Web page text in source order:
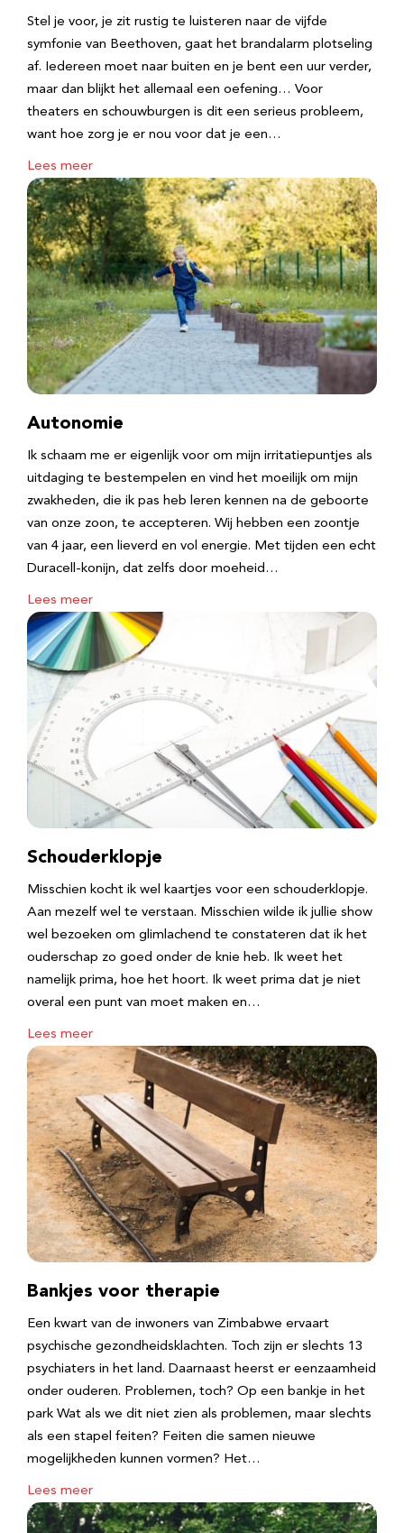
Stel je voor, je zit rustig te luisteren naar de vijfde
symfonie van Beethoven, gaat het brandalarm plotseling
af. Iedereen moet naar buiten en je bent een uur verder,
maar dan blijkt het allemaal een oefening… Voor
theaters en schouwburgen is dit een serieus probleem,
want hoe zorg je er nou voor dat je een…
Lees meer
Autonomie
Ik schaam me er eigenlijk voor om mijn irritatiepuntjes als
uitdaging te bestempelen en vind het moeilijk om mijn
zwakheden, die ik pas heb leren kennen na de geboorte
van onze zoon, te accepteren. Wij hebben een zoontje
van 4 jaar, een lieverd en vol energie. Met tijden een echt
Duracell-konijn, dat zelfs door moeheid…
Lees meer
Schouderklopje
Misschien kocht ik wel kaartjes voor een schouderklopje.
Aan mezelf wel te verstaan. Misschien wilde ik jullie show
wel bezoeken om glimlachend te constateren dat ik het
ouderschap zo goed onder de knie heb. Ik weet het
namelijk prima, hoe het hoort. Ik weet prima dat je niet
overal een punt van moet maken en…
Lees meer
Bankjes voor therapie
Een kwart van de inwoners van Zimbabwe ervaart
psychische gezondheidsklachten. Toch zijn er slechts 13
psychiaters in het land. Daarnaast heerst er eenzaamheid
onder ouderen. Problemen, toch? Op een bankje in het
park Wat als we dit niet zien als problemen, maar slechts
als een stapel feiten? Feiten die samen nieuwe
mogelijkheden kunnen vormen? Het…
Lees meer